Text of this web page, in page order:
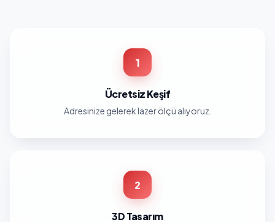
1
Ücretsiz Keşif
Adresinize gelerek lazer ölçü alıyoruz.
2
3D Tasarım